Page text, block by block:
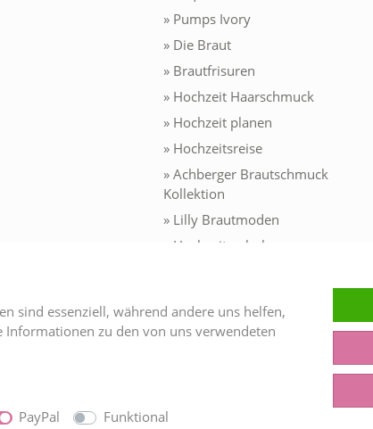
» Pumps Ivory
» Die Braut
» Brautfrisuren
» Hochzeit Haarschmuck
» Hochzeit planen
» Hochzeitsreise
» Achberger Brautschmuck
Kollektion
» Lilly Brautmoden
» Hochzeitsschuhe
» Konfirmationskleider
2026 Brautschmuck24. Alle Rechte vorbehalten.
sind essenziell, während andere uns helfen,
Informationen zu den von uns verwendeten
PayPal Funktional